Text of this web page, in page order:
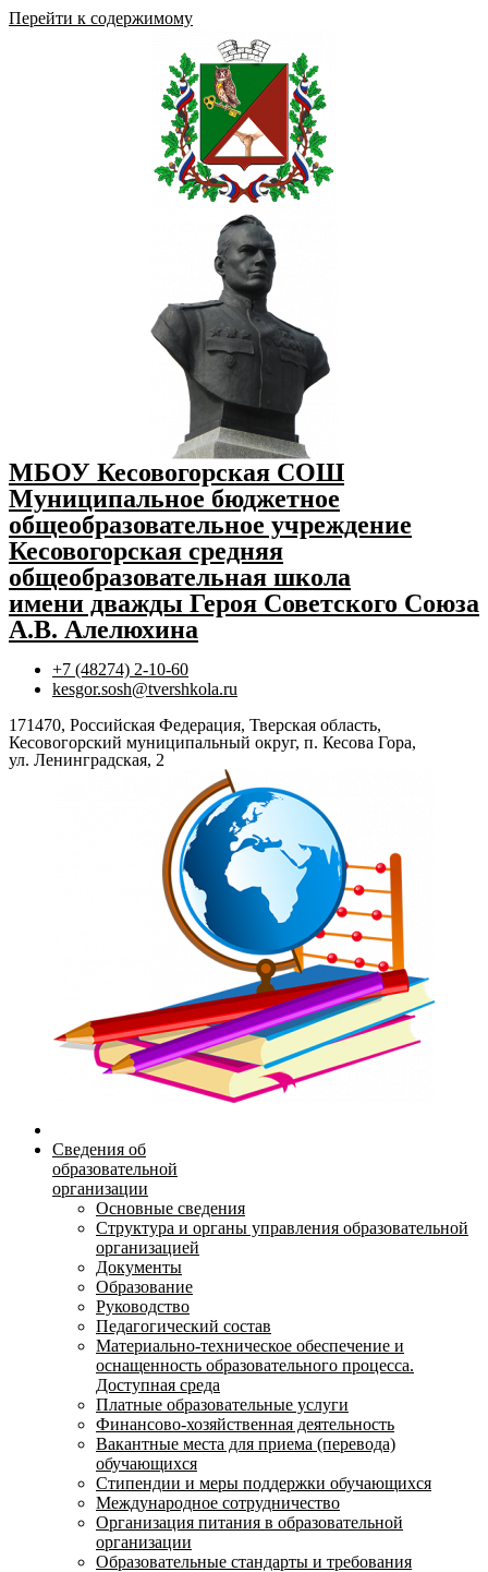
Перейти к содержимому
МБОУ Кесовогорская СОШ
Муниципальное бюджетное
общеобразовательное учреждение
Кесовогорская средняя
общеобразовательная школа
имени дважды Героя Советского Союза
А.В. Алелюхина
+7 (48274) 2-10-60
kesgor.sosh@tvershkola.ru
171470, Российская Федерация, Тверская область,
Кесовогорский муниципальный округ, п. Кесова Гора,
ул. Ленинградская, 2
Сведения об
образовательной
организации
Основные сведения
Структура и органы управления образовательной
организацией
Документы
Образование
Руководство
Педагогический состав
Материально-техническое обеспечение и
оснащенность образовательного процесса.
Доступная среда
Платные образовательные услуги
Финансово-хозяйственная деятельность
Вакантные места для приема (перевода)
обучающихся
Стипендии и меры поддержки обучающихся
Международное сотрудничество
Организация питания в образовательной
организации
Образовательные стандарты и требования